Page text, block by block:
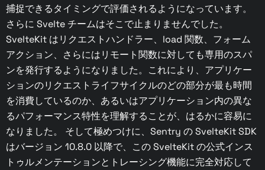
捕捉できるタイミングで評価されるようになっています。
さらに Svelte チームはそこで止まりませんでした。
SvelteKit はリクエストハンドラー、load 関数、フォーム
アクション、さらにはリモート関数に対しても専用のスパ
ンを発行するようになりました。これにより、アプリケー
ションのリクエストライフサイクルのどの部分が最も時間
を消費しているのか、あるいはアプリケーション内の異な
るパフォーマンス特性を理解することが、はるかに容易に
なりました。 そして極めつけに、Sentry の SvelteKit SDK
はバージョン 10.8.0 以降で、この SvelteKit の公式インス
トゥルメンテーションとトレーシング機能に完全対応して